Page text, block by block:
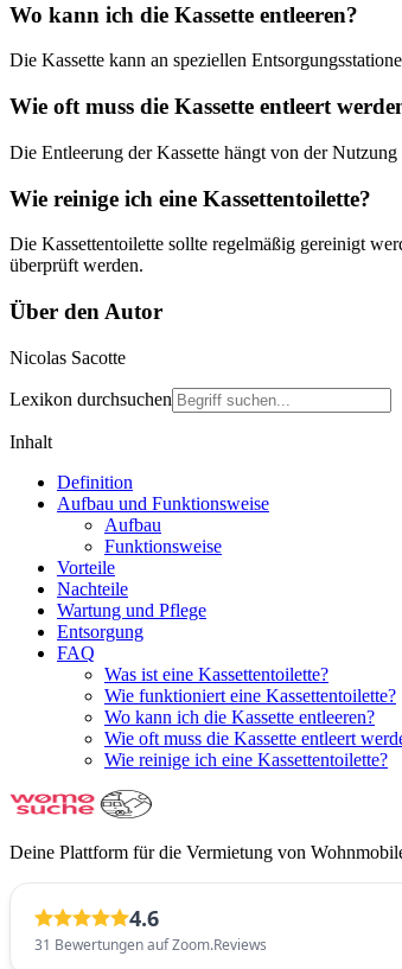
Wo kann ich die Kassette entleeren?
Die Kassette kann an speziellen
Wie oft muss die Kassette entleert
Die Entleerung der Kassette hängt von der
Wie reinige ich eine Kassettentoilette?
Die Kassettentoilette sollte regelmäßig gereinigt
überprüft werden.
Über den Autor
Nicolas Sacotte
Lexikon durchsuchen
Inhalt
Definition
Aufbau und Funktionsweise
Aufbau
Funktionsweise
Vorteile
Nachteile
Wartung und Pflege
Entsorgung
FAQ
Was ist eine Kassettentoilette?
Wie funktioniert eine Kassettentoilette?
Wo kann ich die Kassette entleeren?
Wie oft muss die Kassette entleert
Wie reinige ich eine Kassettentoilette?
Deine Plattform für die Vermietung von
4.6
31 Bewertungen auf Zoom.Reviews